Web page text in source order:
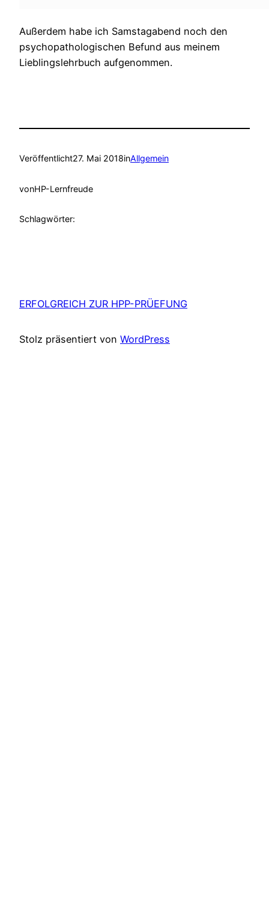
Außerdem habe ich Samstagabend noch den
psychopathologischen Befund aus meinem
Lieblingslehrbuch aufgenommen.
Veröffentlicht27. Mai 2018inAllgemein
vonHP-Lernfreude
Schlagwörter:
ERFOLGREICH ZUR HPP-PRÜEFUNG
Stolz präsentiert von WordPress